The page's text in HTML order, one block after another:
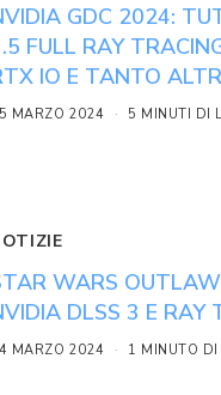
GDC 2024:
FULL RAY
IO E TANTO
MARZO 2024 5 MINUTI DI
WARS
DLSS 3 E RAY
MARZO 2024 1 MINUTO DI